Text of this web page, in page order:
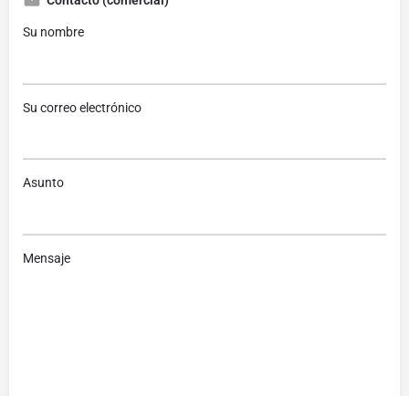
Su nombre
Su correo electrónico
Asunto
Mensaje